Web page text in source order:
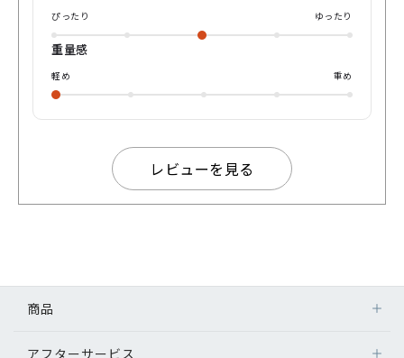
ぴったり ゆったり
重量感
軽め 重め
レビューを見る
商品
アフターサービス